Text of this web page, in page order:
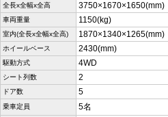
全長x全幅x全高 3750×1670×1650(mm)
車両重量 1150(kg)
室内(全長x全幅x全高) 1870×1340×1265(mm)
ホイールベース 2430(mm)
駆動方式 4WD
シート列数 2
ドア数 5
乗車定員 5名